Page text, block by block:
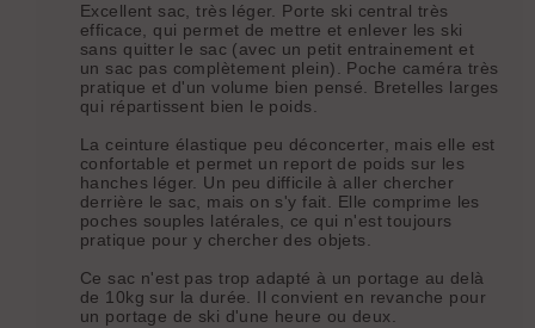
Excellent sac, très léger. Porte ski central très
efficace, qui permet de mettre et enlever les ski
sans quitter le sac (avec un petit entrainement et
un sac pas complètement plein). Poche caméra très
pratique et d'un volume bien pensé. Bretelles larges
qui répartissent bien le poids.
La ceinture élastique peu déconcerter, mais elle est
confortable et permet un report de poids sur les
hanches léger. Un peu difficile à aller chercher
derrière le sac, mais on s'y fait. Elle comprime les
poches souples latérales, ce qui n'est toujours
pratique pour y chercher des objets.
Ce sac n'est pas trop adapté à un portage au delà
de 10kg sur la durée. Il convient en revanche pour
un portage de ski d'une heure ou deux.